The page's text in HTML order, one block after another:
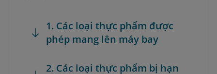
1. Các loại thực phẩm được
phép mang lên máy bay
2. Các loại thực phẩm bị hạn